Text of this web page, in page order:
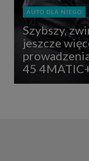
AUTO DLA NIEGO
Szybszy,
jeszcze
45